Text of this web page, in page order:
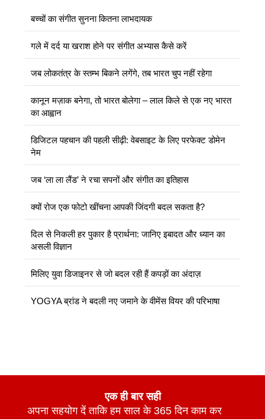
बच्चों का संगीत सुनना कितना लाभदायक
गले में दर्द या खराश होने पर संगीत अभ्यास कैसे करें
जब लोकतंत्र के स्तम्भ बिकने लगेंगे, तब भारत चुप नहीं रहेगा
कानून मज़ाक बनेगा, तो भारत बोलेगा – लाल किले से एक नए भारत
का आह्वान
डिजिटल पहचान की पहली सीढ़ी: वेबसाइट के लिए परफेक्ट डोमेन
नेम
जब ‘ला ला लैंड’ ने रचा सपनों और संगीत का इतिहास
क्यों रोज एक फोटो खींचना आपकी जिंदगी बदल सकता है?
दिल से निकली हर पुकार है प्रार्थना: जानिए इबादत और ध्यान का
असली विज्ञान
मिलिए युवा डिजाइनर से जो बदल रही हैं कपड़ों का अंदाज़
YOGYA ब्रांड ने बदली नए जमाने के वीमेंस वियर की परिभाषा
एक ही बार सही
अपना सहयोग दें ताकि हम साल के 365 दिन काम कर